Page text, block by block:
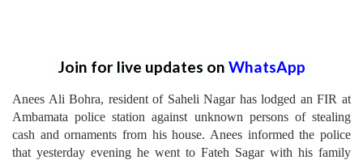
Join for live updates on WhatsApp
Anees Ali Bohra, resident of Saheli Nagar has lodged an FIR at
Ambamata police station against unknown persons of stealing
cash and ornaments from his house.‬ ‪Anees informed the police
that yesterday evening he went to Fateh Sagar with his family